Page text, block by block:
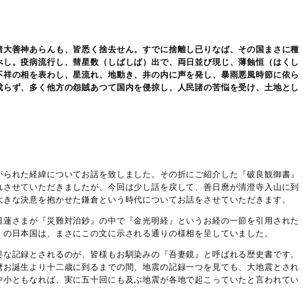
大善神あらんも、皆悉く捨去せん。すでに捨離し已りなば、その国まさに種
。疫病流行し、彗星数（しばしば）出で、両日並び現じ、薄蝕恒（はくし
の相を表わし、星流れ、地動き、井の内に声を発し、暴雨悪風時節に依ら
ず、多く他方の怨賊あつて国内を侵掠し、人民諸の苦悩を受け、土地とし
れた経緯についてお話を致しました。その折にご紹介した『破良観御書』
せていただきましたが、今回は少し話を戻して、善日麿が清澄寺入山に到
な決意を抱かせた鎌倉という時代についてお話をさせていただきます。
さまが『災難対治鈔』の中で『金光明経』というお経の一節を引用された
日本国は、まさにこの文に示される通りの様相を呈していました。
記録とされるのが、皆様もお馴染みの『吾妻鏡』と呼ばれる歴史書です。
誕生より十二歳に到るまでの間、地震の記録一つを見ても、大地震とされ
ともなれば、実に五十回にも及ぶ地震が各地で起こっていたと言われてい